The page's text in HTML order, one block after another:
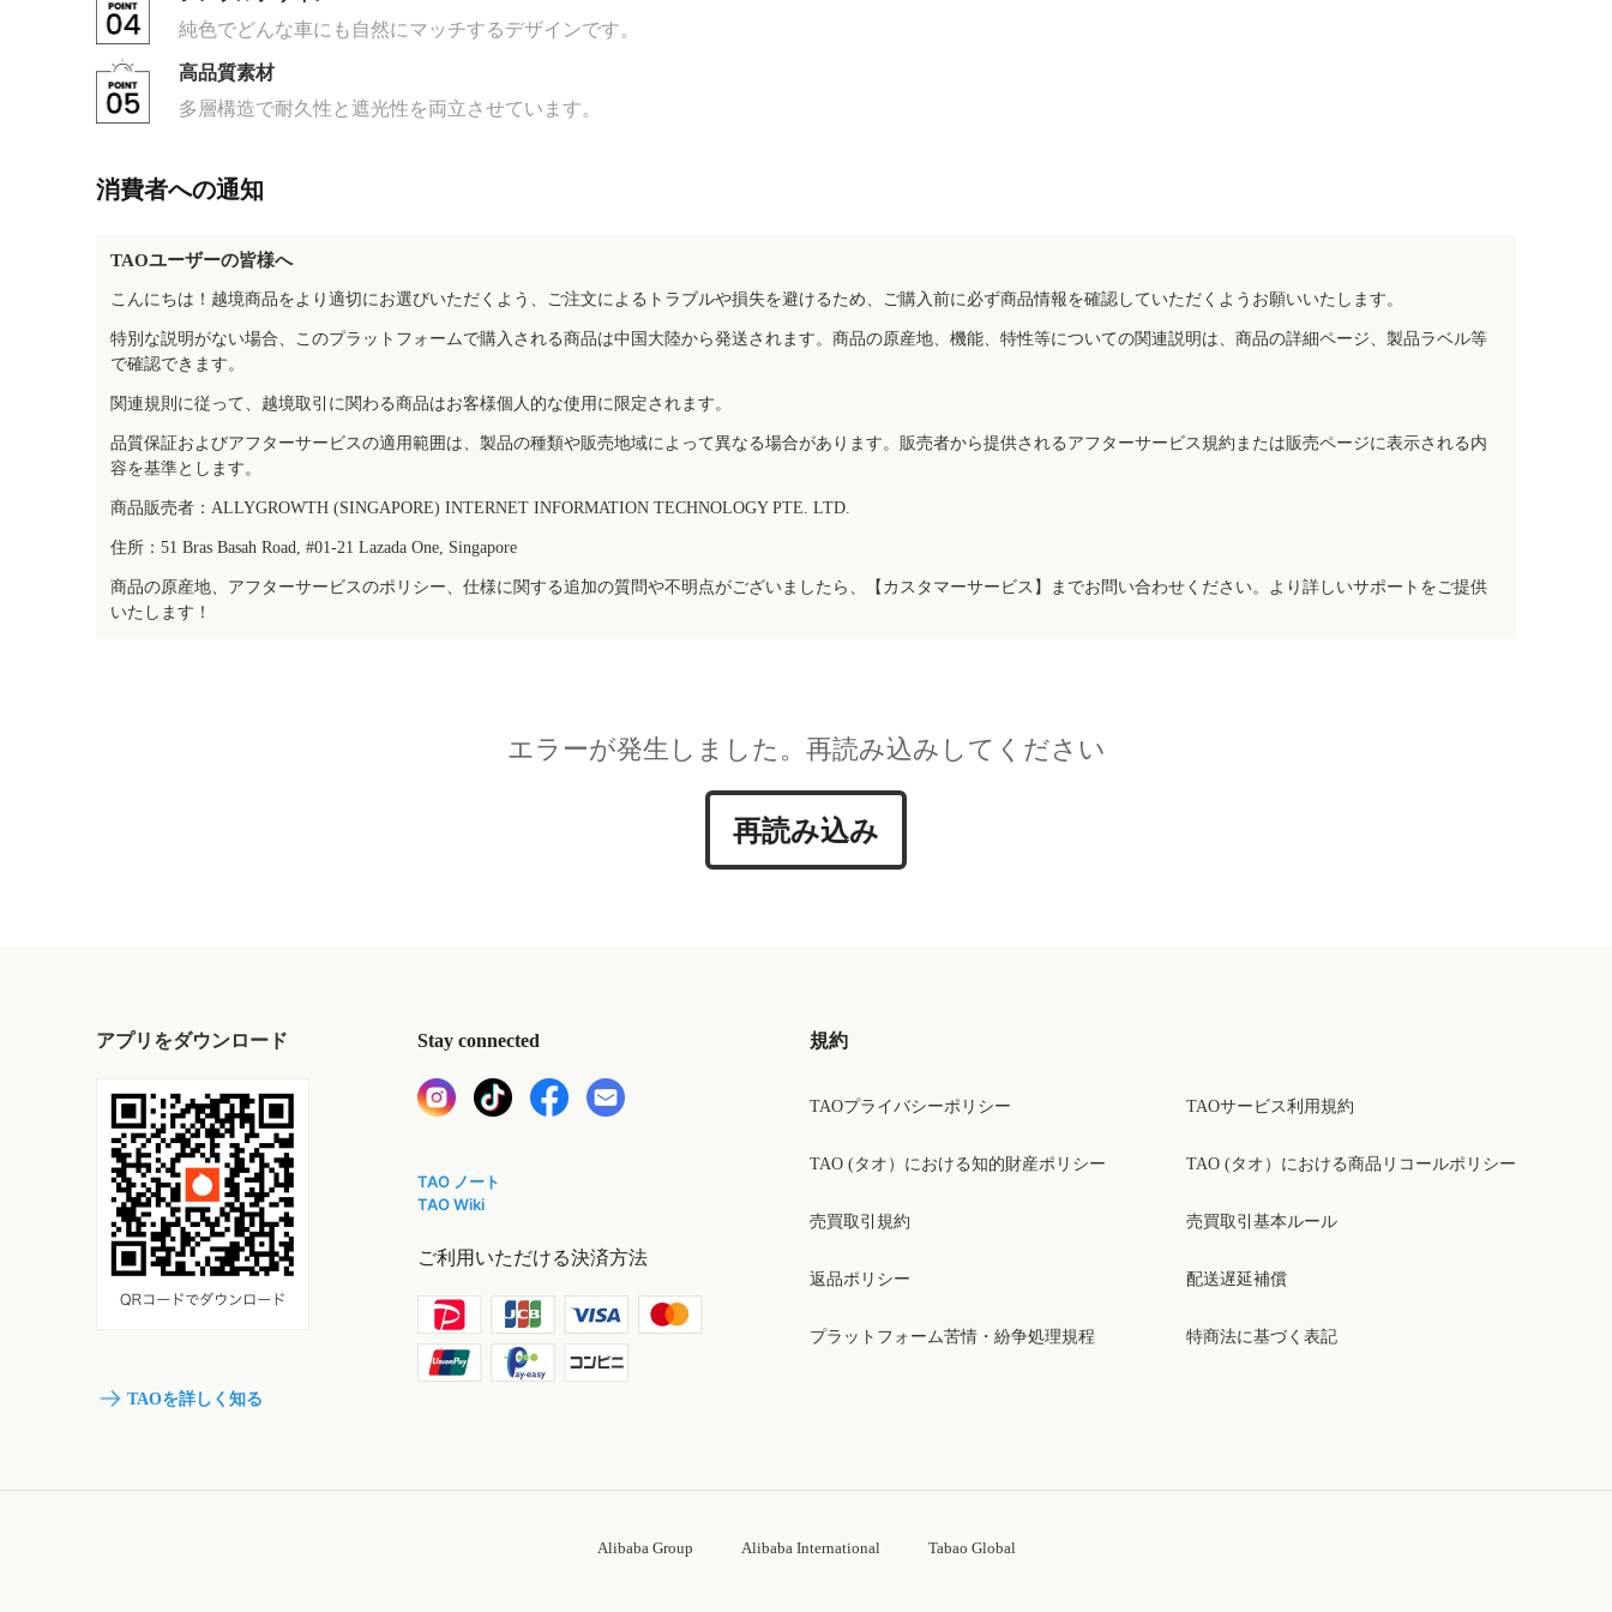
純色でどんな車にも自然にマッチするデザインです。
高品質素材
多層構造で耐久性と遮光性を両立させています。
消費者への通知
TAOユーザーの皆様へ
こんにちは！越境商品をより適切にお選びいただくよう、ご注文によるトラブルや損失を避けるため、ご購入前に必ず商品情報を確認していただくようお願いいたします。
特別な説明がない場合、このプラットフォームで購入される商品は中国大陸から発送されます。商品の原産地、機能、特性等についての関連説明は、商品の詳細ページ、製品ラベル等
で確認できます。
関連規則に従って、越境取引に関わる商品はお客様個人的な使用に限定されます。
品質保証およびアフターサービスの適用範囲は、製品の種類や販売地域によって異なる場合があります。販売者から提供されるアフターサービス規約または販売ページに表示される内
容を基準とします。
商品販売者：ALLYGROWTH (SINGAPORE) INTERNET INFORMATION TECHNOLOGY PTE. LTD.
住所：51 Bras Basah Road, #01-21 Lazada One, Singapore
商品の原産地、アフターサービスのポリシー、仕様に関する追加の質問や不明点がございましたら、【カスタマーサービス】までお問い合わせください。より詳しいサポートをご提供
いたします！
エラーが発生しました。再読み込みしてください
再読み込み
アプリをダウンロード
TAOを詳しく知る
Stay connected
TAO ノート
TAO Wiki
ご利用いただける決済方法
規約
TAOプライバシーポリシー
TAO (タオ）における知的財産ポリシー
売買取引規約
返品ポリシー
プラットフォーム苦情・紛争処理規程
TAOサービス利用規約
TAO (タオ）における商品リコールポリシー
売買取引基本ルール
配送遅延補償
特商法に基づく表記
Alibaba Group Alibaba International Tabao Global